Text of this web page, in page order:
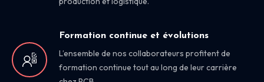
Formation continue et évolutions
L’ensemble de nos collaborateurs profitent de
formation continue tout au long de leur carrière